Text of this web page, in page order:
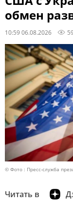
обмен
10:59 06.08.2026
© Фото : Пресс-служба
Читать в